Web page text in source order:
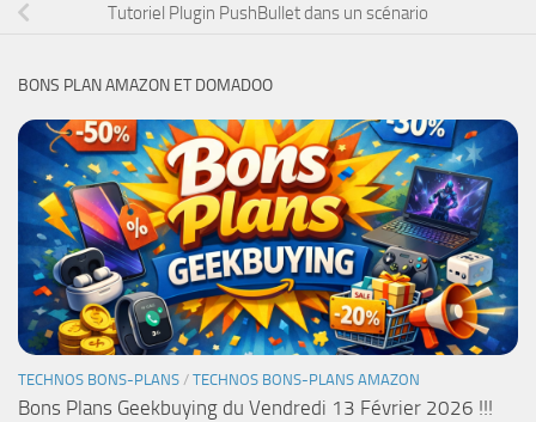
Tutoriel Plugin PushBullet dans un scénario
BONS PLAN AMAZON ET DOMADOO
TECHNOS BONS-PLANS / TECHNOS BONS-PLANS AMAZON
Bons Plans Geekbuying du Vendredi 13 Février 2026 !!!